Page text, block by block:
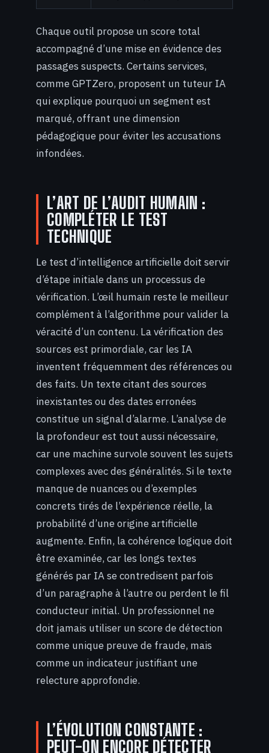
Chaque outil propose un score total
accompagné d’une mise en évidence des
passages suspects. Certains services,
comme GPTZero, proposent un tuteur IA
qui explique pourquoi un segment est
marqué, offrant une dimension
pédagogique pour éviter les accusations
infondées.
L’ART DE L’AUDIT HUMAIN :
COMPLÉTER LE TEST
TECHNIQUE
Le test d’intelligence artificielle doit servir
d’étape initiale dans un processus de
vérification. L’œil humain reste le meilleur
complément à l’algorithme pour valider la
véracité d’un contenu. La vérification des
sources est primordiale, car les IA
inventent fréquemment des références ou
des faits. Un texte citant des sources
inexistantes ou des dates erronées
constitue un signal d’alarme. L’analyse de
la profondeur est tout aussi nécessaire,
car une machine survole souvent les sujets
complexes avec des généralités. Si le texte
manque de nuances ou d’exemples
concrets tirés de l’expérience réelle, la
probabilité d’une origine artificielle
augmente. Enfin, la cohérence logique doit
être examinée, car les longs textes
générés par IA se contredisent parfois
d’un paragraphe à l’autre ou perdent le fil
conducteur initial. Un professionnel ne
doit jamais utiliser un score de détection
comme unique preuve de fraude, mais
comme un indicateur justifiant une
relecture approfondie.
L’ÉVOLUTION CONSTANTE :
PEUT-ON ENCORE DÉTECTER